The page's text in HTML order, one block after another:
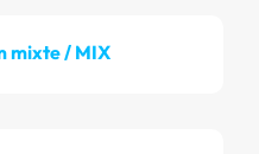
mixte / MIX